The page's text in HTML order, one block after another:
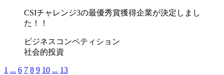
CSIチャレンジ3の最優秀賞獲得企業が決定しまし
た！！
ビジネスコンペティション
社会的投資
1 ... 6 7 8 9 10 ... 13